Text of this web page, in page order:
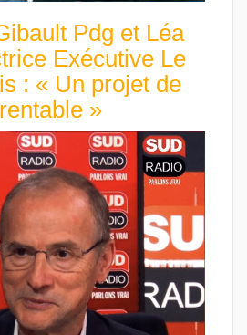
Pdg et Léa
Exécutive Le
: « Un projet de
»